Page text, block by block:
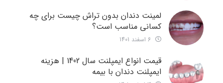
لمینت دندان بدون تراش چیست برای چه
کسانی مناسب است؟
قیمت انواع ایمپلنت سال 1402 | هزینه
ایمپلنت دندان با بیمه